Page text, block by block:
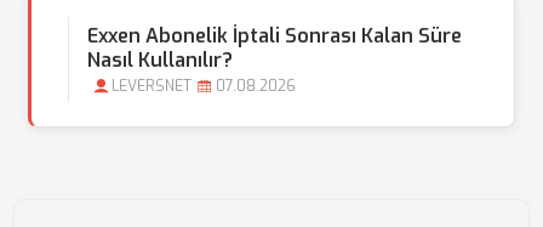
Exxen Abonelik İptali Sonrası Kalan Süre
Nasıl Kullanılır?
LEVERSNET 07.08.2026